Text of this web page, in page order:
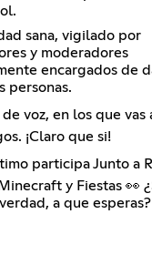
sana, vigilado por
y moderadores
encargados de
personas.
de voz, en los que
¡Claro que si!
participa Junto a
y Fiestas 👀
a que esperas?